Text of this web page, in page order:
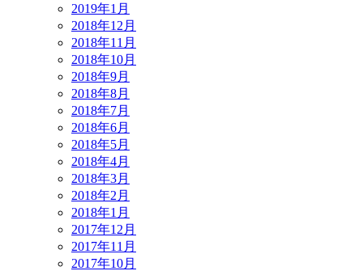
2019年1月
2018年12月
2018年11月
2018年10月
2018年9月
2018年8月
2018年7月
2018年6月
2018年5月
2018年4月
2018年3月
2018年2月
2018年1月
2017年12月
2017年11月
2017年10月